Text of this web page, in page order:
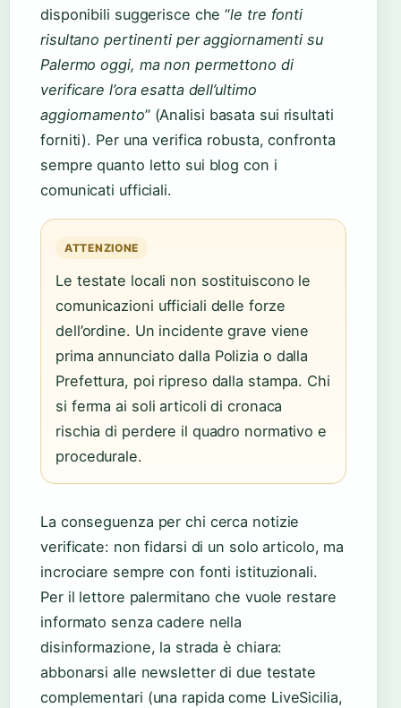
disponibili suggerisce che “le tre fonti
risultano pertinenti per aggiornamenti su
Palermo oggi, ma non permettono di
verificare l’ora esatta dell’ultimo
aggiornamento” (Analisi basata sui risultati
forniti). Per una verifica robusta, confronta
sempre quanto letto sui blog con i
comunicati ufficiali.
ATTENZIONE
Le testate locali non sostituiscono le
comunicazioni ufficiali delle forze
dell’ordine. Un incidente grave viene
prima annunciato dalla Polizia o dalla
Prefettura, poi ripreso dalla stampa. Chi
si ferma ai soli articoli di cronaca
rischia di perdere il quadro normativo e
procedurale.
La conseguenza per chi cerca notizie
verificate: non fidarsi di un solo articolo, ma
incrociare sempre con fonti istituzionali.
Per il lettore palermitano che vuole restare
informato senza cadere nella
disinformazione, la strada è chiara:
abbonarsi alle newsletter di due testate
complementari (una rapida come LiveSicilia,